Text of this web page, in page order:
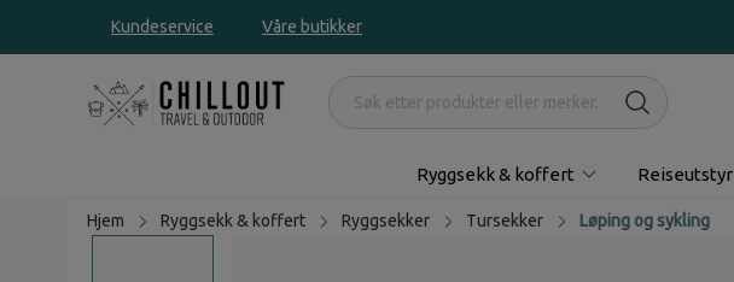
Kundeservice Våre butikker
Ryggsekk & koffert Reiseutstyr
Hjem Ryggsekk & koffert Ryggsekker Tursekker Løping og sykling